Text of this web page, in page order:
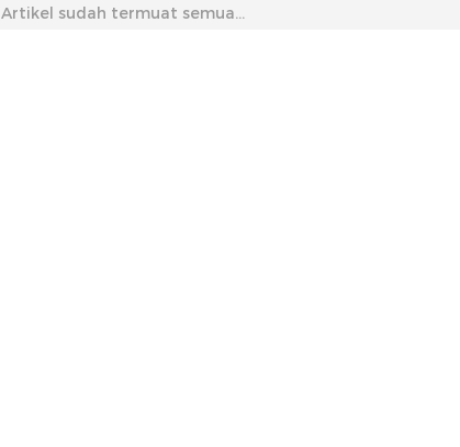
Artikel sudah termuat semua...